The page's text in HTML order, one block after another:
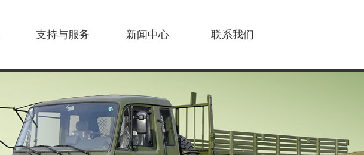
支持与服务 新闻中心 联系我们